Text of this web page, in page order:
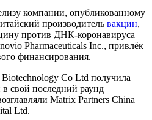
компании, опубликованному
производитель вакцин,
против ДНК-коронавируса
Pharmaceuticals Inc., привлёк
финансирования.
Co Ltd получила
в свой последний раунд
Matrix Partners China
Ltd.